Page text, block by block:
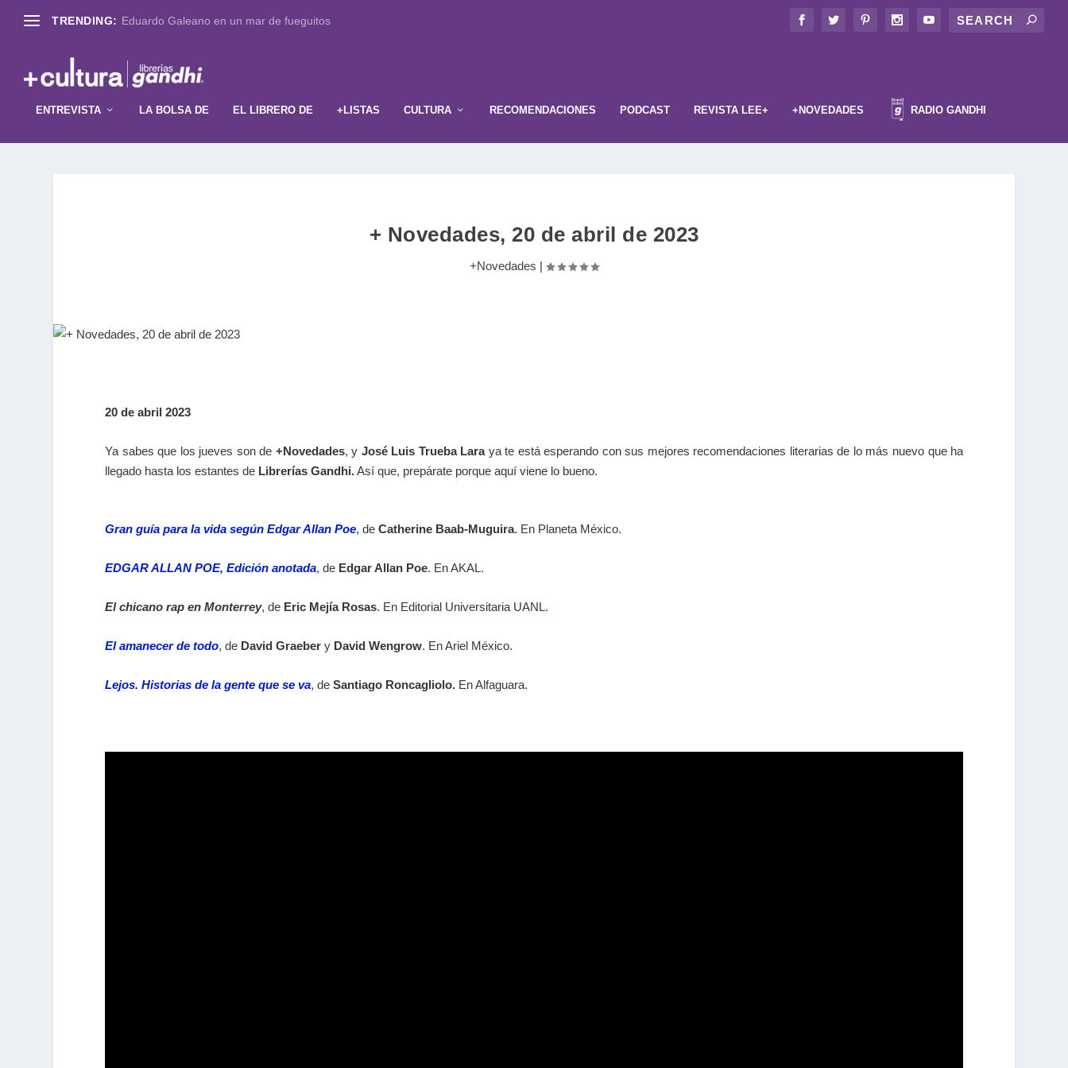
TRENDING: Eduardo Galeano en un mar de fueguitos
ENTREVISTA LA BOLSA DE EL LIBRERO DE +LISTAS CULTURA RECOMENDACIONES PODCAST REVISTA LEE+ +NOVEDADES RADIO GANDHI
+ Novedades, 20 de abril de 2023
+Novedades |
20 de abril 2023
Ya sabes que los jueves son de +Novedades, y José Luis Trueba Laraya te está esperando con sus mejores recomendaciones literarias de lo más nuevo que ha
llegado hasta los estantes de Librerías Gandhi.Así que, prepárate porque aquí viene lo bueno.
Gran guía para la vida según Edgar Allan Poe, de Catherine Baab-Muguira. En Planeta México.
EDGAR ALLAN POE, Edición anotada, de Edgar Allan Poe. En AKAL.
El chicano rap en Monterrey, de Eric Mejía Rosas. En Editorial Universitaria UANL.
El amanecer de todo, de David Graeber y David Wengrow. En Ariel México.
Lejos. Historias de la gente que se va, de Santiago Roncagliolo. En Alfaguara.